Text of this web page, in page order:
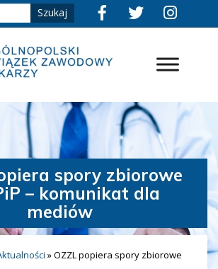
spory zbiorowe
– komunikat dla
mediów
»OZZL popiera spory zbiorowe